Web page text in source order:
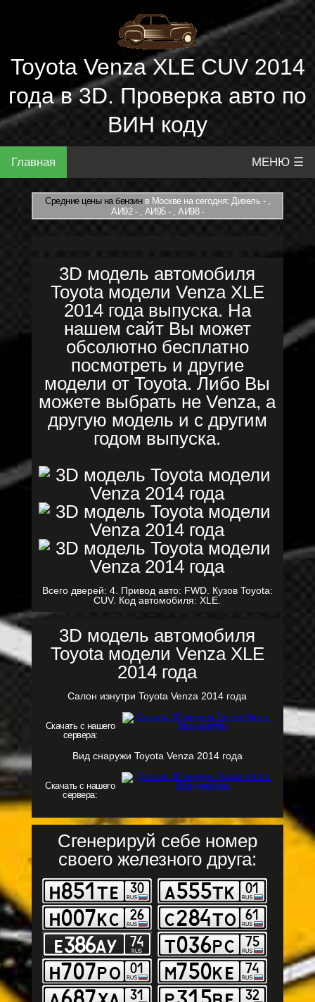
Toyota Venza XLE CUV 2014
года в 3D. Проверка авто по
ВИН коду
Главная МЕНЮ ☰
Средние цены на бензинв Москве на сегодня: Дизель - ,
АИ92 - , АИ95 - , АИ98 -
3D модель автомобиля
Toyota модели Venza XLE
2014 года выпуска. На
нашем сайт Вы может
обсолютно бесплатно
посмотреть и другие
модели от Toyota. Либо Вы
можете выбрать не Venza, а
другую модель и с другим
годом выпуска.
Всего дверей: 4. Привод авто: FWD. Кузов Toyota:
CUV. Код автомобиля: XLE.
3D модель автомобиля
Toyota модели Venza XLE
2014 года
Салон изнутри Toyota Venza 2014 года
Скачать с нашего
сервера:
Вид снаружи Toyota Venza 2014 года
Скачать с нашего
сервера:
Сгенерируй себе номер
своего железного друга: